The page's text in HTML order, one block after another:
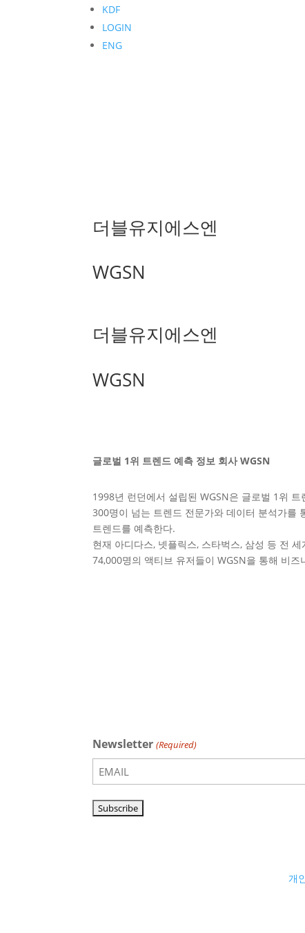
KDF
LOGIN
ENG
더블유지에스엔
WGSN
더블유지에스엔
WGSN
글로벌 1위 트렌드 예측 정보 회사 WGSN
1998년 런던에서 설립된 WGSN은 글로벌 1위
300명이 넘는 트렌드 전문가와 데이터 분석가를 통
트렌드를 예측한다.
현재 아디다스, 넷플릭스, 스타벅스, 삼성 등 전
74,000명의 액티브 유저들이 WGSN을 통해 비
Newsletter (Required)
개